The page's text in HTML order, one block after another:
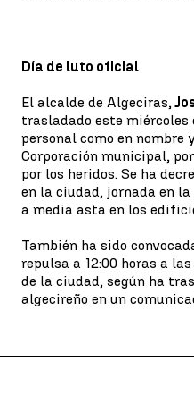
Día de luto oficial
El alcalde de Algeciras,
trasladado este
personal como en nombre
Corporación municipal,
por los heridos. Se ha
en la ciudad, jornada en
a media asta en los
También ha sido
repulsa a 12:00 horas a
de la ciudad, según ha
algecireño en un